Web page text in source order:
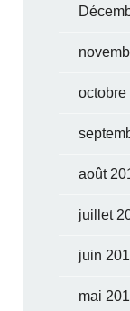
octobre
août
juillet
juin
mai